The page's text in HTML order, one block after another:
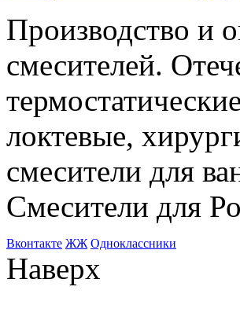
Производство и
смесителей.
локтевые,
смесители для
Смесители для
Bконтакте ЖЖ Одноклассники
Наверх